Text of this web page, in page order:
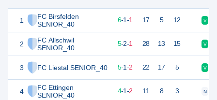
1
FC Birsfelden
SENIOR_40
2
FC Allschwil
SENIOR_40
3 FC Liestal SENIOR_40
4
FC Ettingen
SENIOR_40
6-1-1 17 5 12 V
5-2-1 28 13 15 V
16 8 5-1-2 22 17 5 V
4-1-2 11 8 3 N